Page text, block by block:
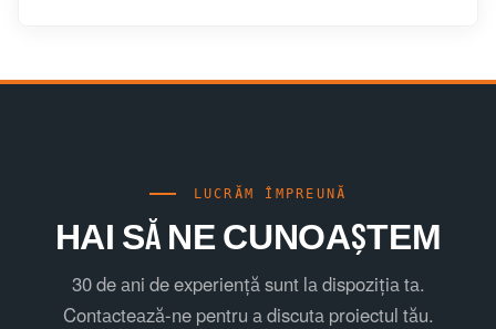
LUCRĂM ÎMPREUNĂ
HAI SĂ NE CUNOAȘTEM
30 de ani de experiență sunt la dispoziția ta.
Contactează-ne pentru a discuta proiectul tău.